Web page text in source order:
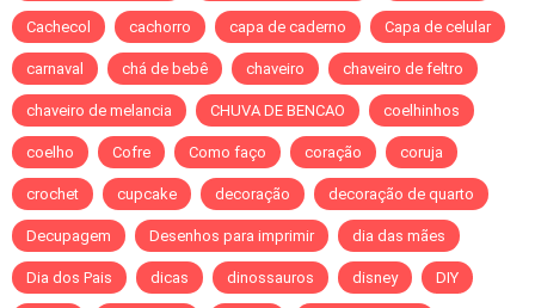
Cachecol cachorro capa de caderno Capa de celular
carnaval chá de bebê chaveiro chaveiro de feltro
chaveiro de melancia CHUVA DE BENCAO coelhinhos
coelho Cofre Como faço coração coruja
crochet cupcake decoração decoração de quarto
Decupagem Desenhos para imprimir dia das mães
Dia dos Pais dicas dinossauros disney DIY